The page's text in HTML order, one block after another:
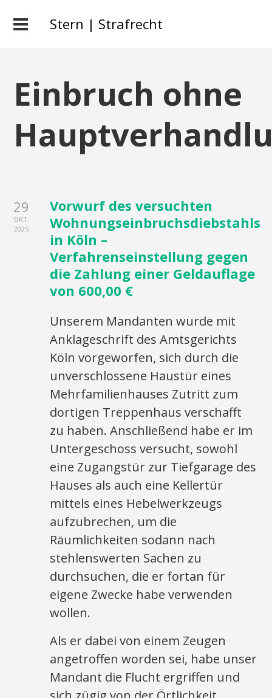
Stern | Strafrecht
Einbruch ohne
29
OKT.
2025
Vorwurf des versuchten
Wohnungseinbruchsdiebstahls
in Köln –
Verfahrenseinstellung gegen
die Zahlung einer Geldauflage
von 600,00 €
Unserem Mandanten wurde mit
Anklageschrift des Amtsgerichts
Köln vorgeworfen, sich durch die
unverschlossene Haustür eines
Mehrfamilienhauses Zutritt zum
dortigen Treppenhaus verschafft
zu haben. Anschließend habe er im
Untergeschoss versucht, sowohl
eine Zugangstür zur Tiefgarage des
Hauses als auch eine Kellertür
mittels eines Hebelwerkzeugs
aufzubrechen, um die
Räumlichkeiten sodann nach
stehlenswerten Sachen zu
durchsuchen, die er fortan für
eigene Zwecke habe verwenden
wollen.
Als er dabei von einem Zeugen
angetroffen worden sei, habe unser
Mandant die Flucht ergriffen und